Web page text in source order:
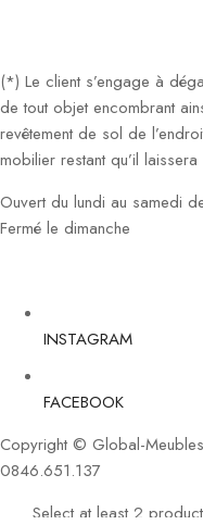
(*) Le client s’engage à
de tout objet encombrant
revêtement de sol de
mobilier restant qu’il
Ouvert du lundi au samedi
Fermé le dimanche
INSTAGRAM
FACEBOOK
Copyright © Global-
0846.651.137
Select at least 2